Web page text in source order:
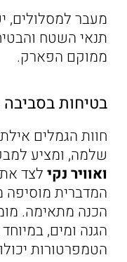
מעבר למסלולים,
תנאי השטח
ממוקם הפארק.
בטיחות
חוות הגמלים
שלמה, ומציע
ואוויר נקילצד
המדברית מוסיפה
הכנה מתאימה.
הגנה ומים,
הטמפרטורות יכולות